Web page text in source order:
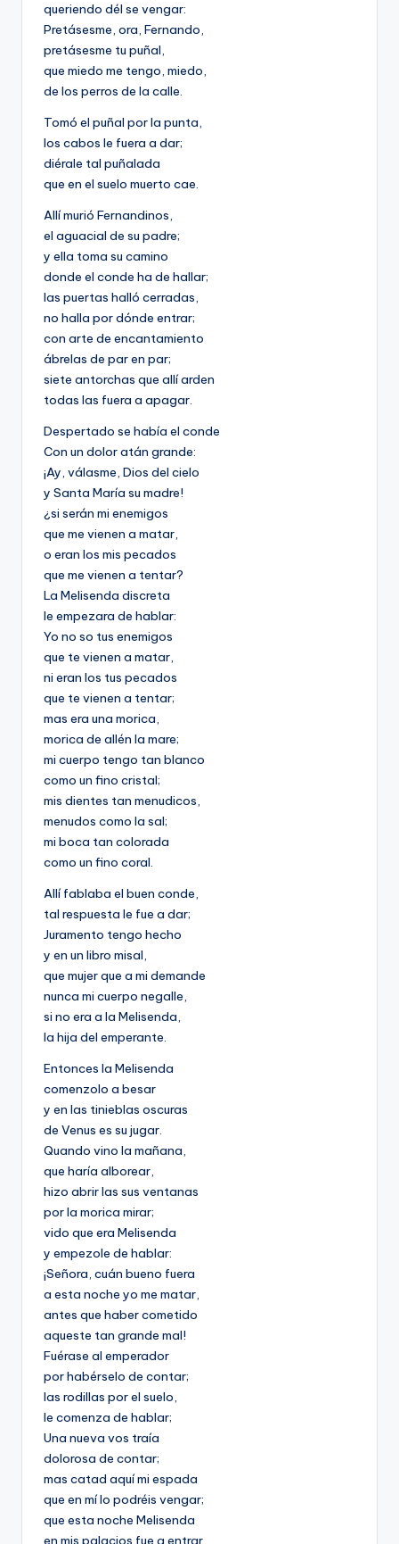
queriendo dél se vengar:
Pretásesme, ora, Fernando,
pretásesme tu puñal,
que miedo me tengo, miedo,
de los perros de la calle.
Tomó el puñal por la punta,
los cabos le fuera a dar;
diérale tal puñalada
que en el suelo muerto cae.
Allí murió Fernandinos,
el aguacial de su padre;
y ella toma su camino
donde el conde ha de hallar;
las puertas halló cerradas,
no halla por dónde entrar;
con arte de encantamiento
ábrelas de par en par;
siete antorchas que allí arden
todas las fuera a apagar.
Despertado se había el conde
Con un dolor atán grande:
¡Ay, válasme, Dios del cielo
y Santa María su madre!
¿si serán mi enemigos
que me vienen a matar,
o eran los mis pecados
que me vienen a tentar?
La Melisenda discreta
le empezara de hablar:
Yo no so tus enemigos
que te vienen a matar,
ni eran los tus pecados
que te vienen a tentar;
mas era una morica,
morica de allén la mare;
mi cuerpo tengo tan blanco
como un fino cristal;
mis dientes tan menudicos,
menudos como la sal;
mi boca tan colorada
como un fino coral.
Allí fablaba el buen conde,
tal respuesta le fue a dar;
Juramento tengo hecho
y en un libro misal,
que mujer que a mi demande
nunca mi cuerpo negalle,
si no era a la Melisenda,
la hija del emperante.
Entonces la Melisenda
comenzolo a besar
y en las tinieblas oscuras
de Venus es su jugar.
Quando vino la mañana,
que haría alborear,
hizo abrir las sus ventanas
por la morica mirar;
vido que era Melisenda
y empezole de hablar:
¡Señora, cuán bueno fuera
a esta noche yo me matar,
antes que haber cometido
aqueste tan grande mal!
Fuérase al emperador
por habérselo de contar;
las rodillas por el suelo,
le comenza de hablar;
Una nueva vos traía
dolorosa de contar;
mas catad aquí mi espada
que en mí lo podréis vengar;
que esta noche Melisenda
en mis palacios fue a entrar,